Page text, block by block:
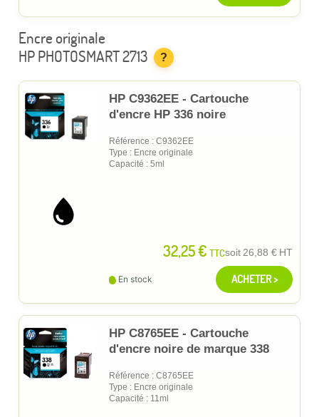
Encre originale
HP PHOTOSMART 2713
?
HP C9362EE - Cartouche
d'encre HP 336 noire
Référence : C9362EE
Type : Encre originale
Capacité : 5ml
32,25 € TTCsoit26,88 € HT
En stock ACHETER >
HP C8765EE - Cartouche
d'encre noire de marque 338
Référence : C8765EE
Type : Encre originale
Capacité : 11ml